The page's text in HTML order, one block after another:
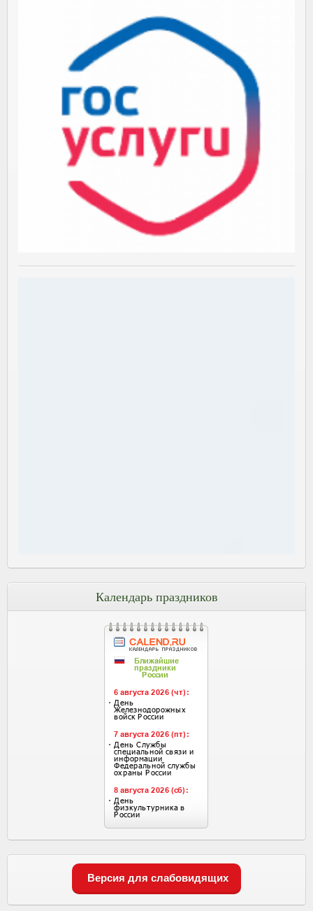
Календарь праздников
Версия для слабовидящих